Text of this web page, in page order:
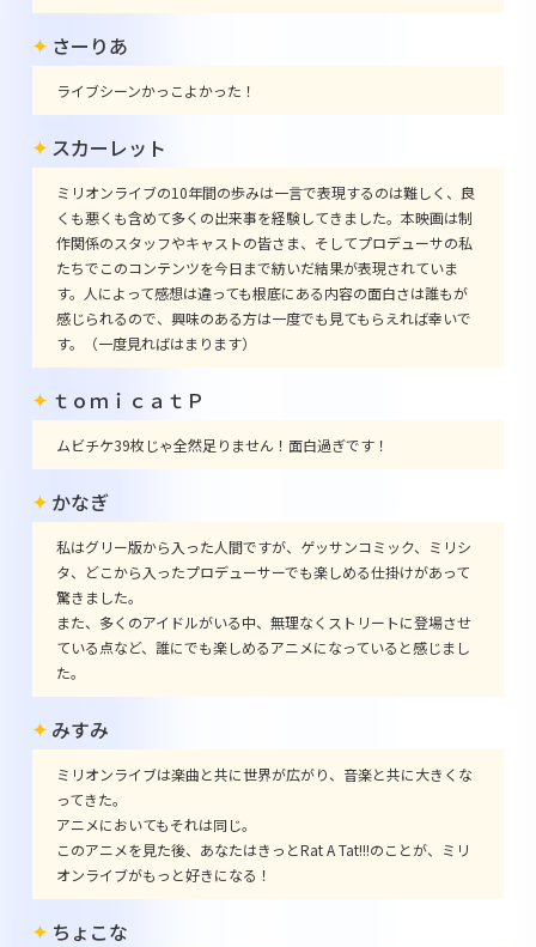
さーりあ
ライブシーンかっこよかった！
スカーレット
ミリオンライブの10年間の歩みは一言で表現するのは難しく、良
くも悪くも含めて多くの出来事を経験してきました。本映画は制
作関係のスタッフやキャストの皆さま、そしてプロデューサの私
たちでこのコンテンツを今日まで紡いだ結果が表現されていま
す。人によって感想は違っても根底にある内容の面白さは誰もが
感じられるので、興味のある方は一度でも見てもらえれば幸いで
す。（一度見ればはまります）
ｔｏｍｉｃａｔＰ
ムビチケ39枚じゃ全然足りません！面白過ぎです！
かなぎ
私はグリー版から入った人間ですが、ゲッサンコミック、ミリシ
タ、どこから入ったプロデューサーでも楽しめる仕掛けがあって
驚きました。
また、多くのアイドルがいる中、無理なくストリートに登場させ
ている点など、誰にでも楽しめるアニメになっていると感じまし
た。
みすみ
ミリオンライブは楽曲と共に世界が広がり、音楽と共に大きくな
ってきた。
アニメにおいてもそれは同じ。
このアニメを見た後、あなたはきっとRat A Tat!!!のことが、ミリ
オンライブがもっと好きになる！
ちょこな